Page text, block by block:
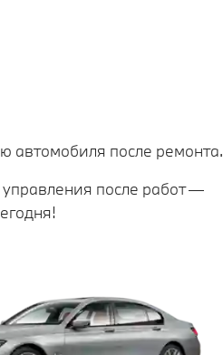
автомобиля после ремонта.
после работ —